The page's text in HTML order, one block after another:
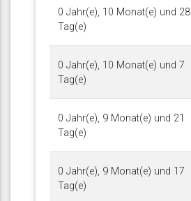
0 Jahr(e), 10 Monat(e) und 28
Tag(e)
0 Jahr(e), 10 Monat(e) und 7
Tag(e)
0 Jahr(e), 9 Monat(e) und 21
Tag(e)
0 Jahr(e), 9 Monat(e) und 17
Tag(e)